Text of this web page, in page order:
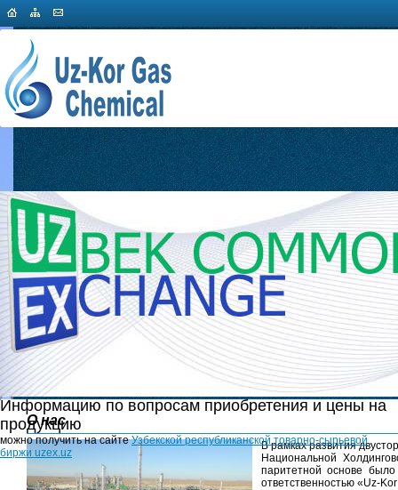
Информацию по вопросам приобретения и цены на
продукцию
можно получить на сайтеУзбекской республиканской товарно-сырьевой
биржи uzex.uz
О нас
В рамках развития
Национальной
паритетной основе
ответственностью «Uz-